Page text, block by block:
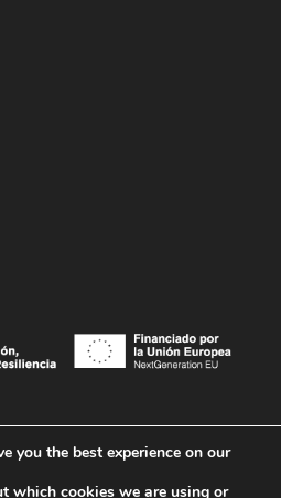
you the best experience on our
which cookies we are using or